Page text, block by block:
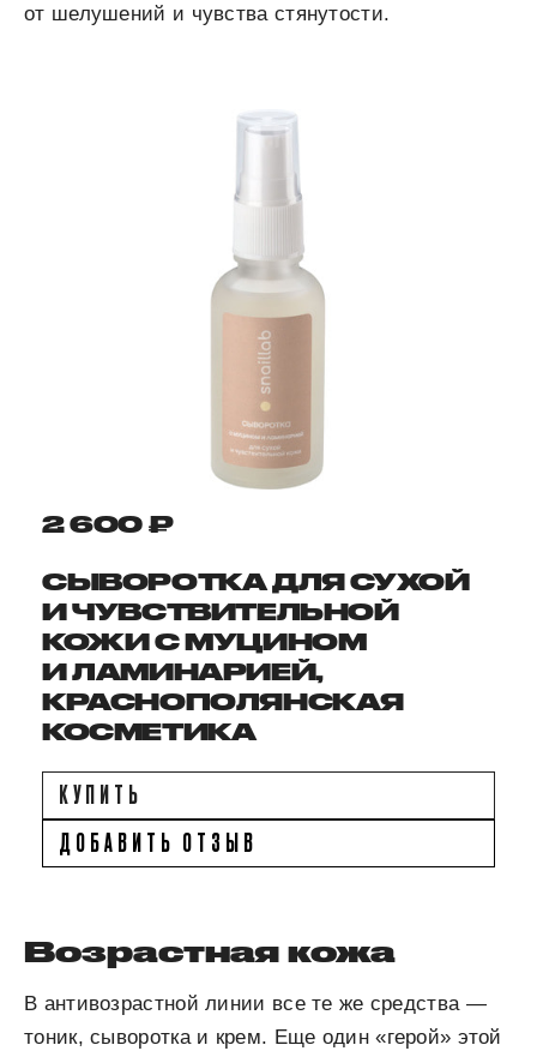
от шелушений и чувства стянутости.
2 600 ₽
СЫВОРОТКА ДЛЯ СУХОЙ
И ЧУВСТВИТЕЛЬНОЙ
КОЖИ С МУЦИНОМ
И ЛАМИНАРИЕЙ,
КРАСНОПОЛЯНСКАЯ
КОСМЕТИКА
КУПИТЬ
ДОБАВИТЬ ОТЗЫВ
Возрастная кожа
В антивозрастной линии все те же средства —
тоник, сыворотка и крем. Еще один «герой» этой